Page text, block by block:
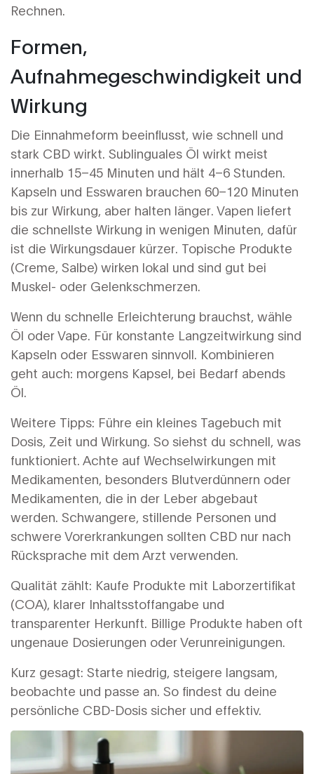
Rechnen.
Formen,
Aufnahmegeschwindigkeit und
Wirkung
Die Einnahmeform beeinflusst, wie schnell und
stark CBD wirkt. Sublinguales Öl wirkt meist
innerhalb 15–45 Minuten und hält 4–6 Stunden.
Kapseln und Esswaren brauchen 60–120 Minuten
bis zur Wirkung, aber halten länger. Vapen liefert
die schnellste Wirkung in wenigen Minuten, dafür
ist die Wirkungsdauer kürzer. Topische Produkte
(Creme, Salbe) wirken lokal und sind gut bei
Muskel- oder Gelenkschmerzen.
Wenn du schnelle Erleichterung brauchst, wähle
Öl oder Vape. Für konstante Langzeitwirkung sind
Kapseln oder Esswaren sinnvoll. Kombinieren
geht auch: morgens Kapsel, bei Bedarf abends
Öl.
Weitere Tipps: Führe ein kleines Tagebuch mit
Dosis, Zeit und Wirkung. So siehst du schnell, was
funktioniert. Achte auf Wechselwirkungen mit
Medikamenten, besonders Blutverdünnern oder
Medikamenten, die in der Leber abgebaut
werden. Schwangere, stillende Personen und
schwere Vorerkrankungen sollten CBD nur nach
Rücksprache mit dem Arzt verwenden.
Qualität zählt: Kaufe Produkte mit Laborzertifikat
(COA), klarer Inhaltsstoffangabe und
transparenter Herkunft. Billige Produkte haben oft
ungenaue Dosierungen oder Verunreinigungen.
Kurz gesagt: Starte niedrig, steigere langsam,
beobachte und passe an. So findest du deine
persönliche CBD-Dosis sicher und effektiv.